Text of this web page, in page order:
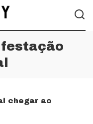
chegar ao